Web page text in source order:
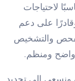
لاحتياجات
على دعم
والتشخيص
واضح ومنظم.